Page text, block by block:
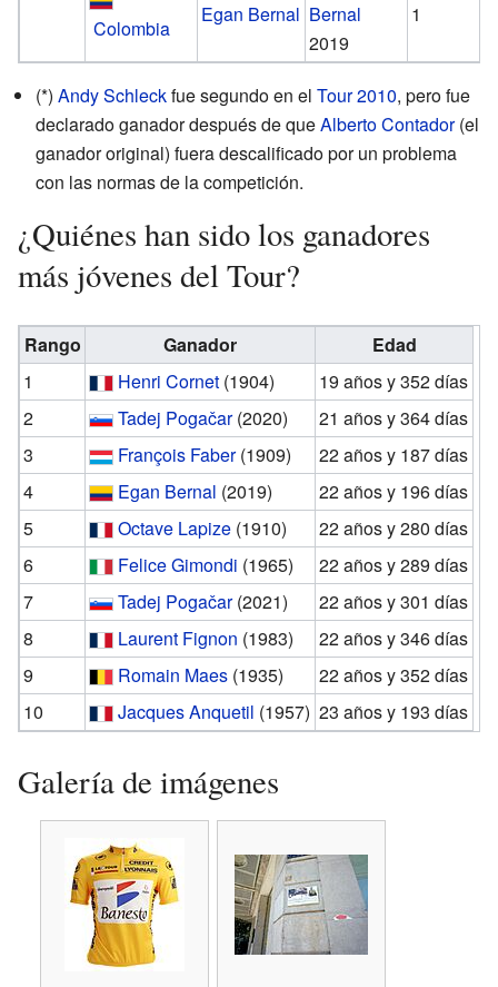
Colombia
Egan Bernal Bernal
2019
1
(*) Andy Schleckfue segundo en el Tour 2010, pero fue
declarado ganador después de queAlberto Contador(el
ganador original) fuera descalificado por un problema
con las normas de la competición.
¿Quiénes han sido los ganadores
más jóvenes del Tour?
Rango Ganador
Edad
1
Henri Cornet (1904)
19 años y 352 días
2
Tadej Pogačar(2020)
21 años y 364 días
3
François Faber(1909)
22 años y 187 días
4
Egan Bernal (2019)
22 años y 196 días
5
Octave Lapize (1910)
22 años y 280 días
6
Felice Gimondi (1965)
22 años y 289 días
7
Tadej Pogačar(2021)
22 años y 301 días
8
Laurent Fignon (1983)
22 años y 346 días
9
Romain Maes (1935)
22 años y 352 días
10
Jacques Anquetil (1957) 23 años y 193 días
Galería de imágenes